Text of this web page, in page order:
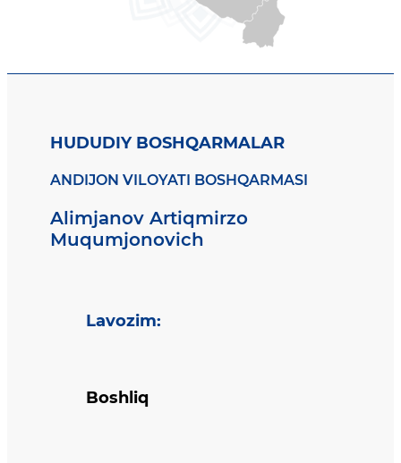
HUDUDIY BOSHQARMALAR
ANDIJON VILOYATI BOSHQARMASI
Alimjanov Artiqmirzo
Muqumjonovich
Lavozim:
Boshliq